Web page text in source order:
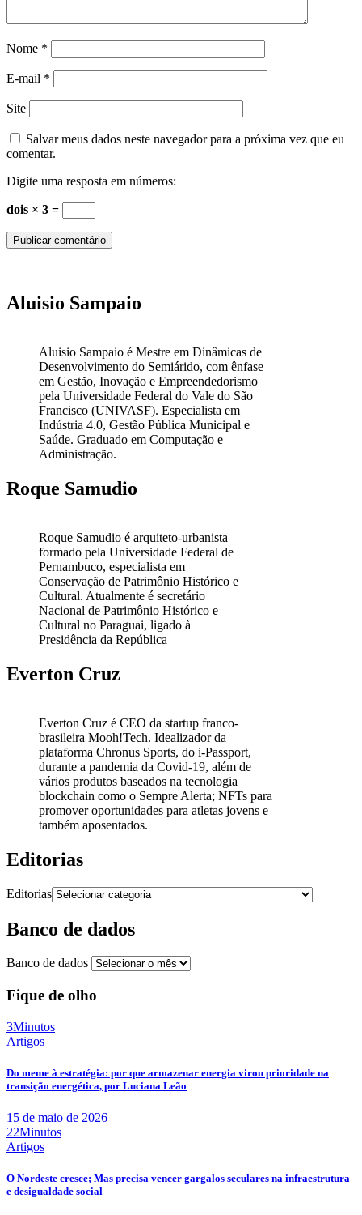
Nome *
E-mail *
Site
Salvar meus dados neste navegador para a próxima vez que eu
comentar.
Digite uma resposta em números:
dois × 3 =
Aluisio Sampaio
Aluisio Sampaio é Mestre em Dinâmicas de
Desenvolvimento do Semiárido, com ênfase
em Gestão, Inovação e Empreendedorismo
pela Universidade Federal do Vale do São
Francisco (UNIVASF). Especialista em
Indústria 4.0, Gestão Pública Municipal e
Saúde. Graduado em Computação e
Administração.
Roque Samudio
Roque Samudio é arquiteto-urbanista
formado pela Universidade Federal de
Pernambuco, especialista em
Conservação de Patrimônio Histórico e
Cultural. Atualmente é secretário
Nacional de Patrimônio Histórico e
Cultural no Paraguai, ligado à
Presidência da República
Everton Cruz
Everton Cruz é CEO da startup franco-
brasileira Mooh!Tech. Idealizador da
plataforma Chronus Sports, do i-Passport,
durante a pandemia da Covid-19, além de
vários produtos baseados na tecnologia
blockchain como o Sempre Alerta; NFTs para
promover oportunidades para atletas jovens e
também aposentados.
Editorias
Editorias
Banco de dados
Banco de dados
Fique de olho
3Minutos
Artigos
Do meme à estratégia: por que armazenar energia virou prioridade na
transição energética, por Luciana Leão
15 de maio de 2026
22Minutos
Artigos
O Nordeste cresce; Mas precisa vencer gargalos seculares na infraestrutura
e desigualdade social